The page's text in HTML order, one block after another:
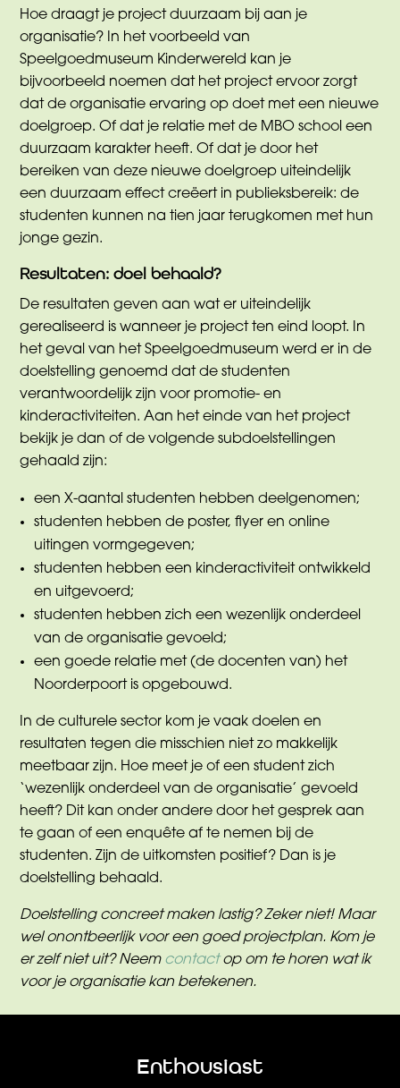
Hoe draagt je project duurzaam bij aan je
organisatie? In het voorbeeld van
Speelgoedmuseum Kinderwereld kan je
bijvoorbeeld noemen dat het project ervoor zorgt
dat de organisatie ervaring op doet met een nieuwe
doelgroep. Of dat je relatie met de MBO school een
duurzaam karakter heeft. Of dat je door het
bereiken van deze nieuwe doelgroep uiteindelijk
een duurzaam effect creëert in publieksbereik: de
studenten kunnen na tien jaar terugkomen met hun
jonge gezin.
Resultaten: doel behaald?
De resultaten geven aan wat er uiteindelijk
gerealiseerd is wanneer je project ten eind loopt. In
het geval van het Speelgoedmuseum werd er in de
doelstelling genoemd dat de studenten
verantwoordelijk zijn voor promotie- en
kinderactiviteiten. Aan het einde van het project
bekijk je dan of de volgende subdoelstellingen
gehaald zijn:
een X-aantal studenten hebben deelgenomen;
studenten hebben de poster, flyer en online
uitingen vormgegeven;
studenten hebben een kinderactiviteit ontwikkeld
en uitgevoerd;
studenten hebben zich een wezenlijk onderdeel
van de organisatie gevoeld;
een goede relatie met (de docenten van) het
Noorderpoort is opgebouwd.
In de culturele sector kom je vaak doelen en
resultaten tegen die misschien niet zo makkelijk
meetbaar zijn. Hoe meet je of een student zich
‘wezenlijk onderdeel van de organisatie’ gevoeld
heeft? Dit kan onder andere door het gesprek aan
te gaan of een enquête af te nemen bij de
studenten. Zijn de uitkomsten positief? Dan is je
doelstelling behaald.
Doelstelling concreet maken lastig? Zeker niet! Maar
wel onontbeerlijk voor een goed projectplan. Kom je
er zelf niet uit? Neem contact op om te horen wat ik
voor je organisatie kan betekenen.
Enthousiast